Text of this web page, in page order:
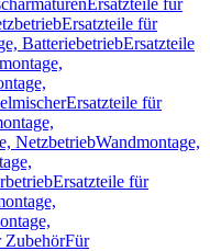
Ersatzteile für
Ersatzteile für
BatteriebetriebErsatzteile
Ersatzteile für
NetzbetriebWandmontage,
Ersatzteile für
ZubehörFür